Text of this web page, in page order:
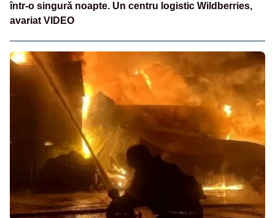
într-o singură noapte. Un centru logistic Wildberries,
avariat VIDEO